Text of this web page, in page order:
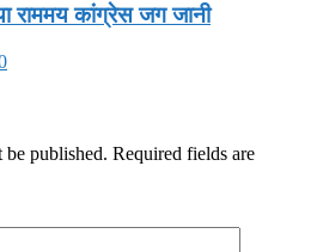
राममय कांग्रेस जग जानी
published. Required fields are